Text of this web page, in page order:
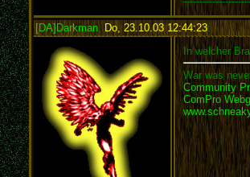
[DA]Darkman, Do, 23.10.03 12:44:23:
In welcher
War was
Community
ComPro